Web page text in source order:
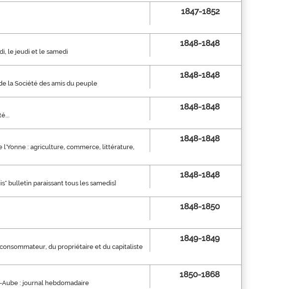
1847-1852
le jeudi et le samedi
1848-1848
la Société des amis du peuple
1848-1848
1848-1848
l'Yonne : agriculture, commerce, littérature,
1848-1848
bulletin paraissant tous les samedis]
1848-1848
1848-1850
du propriétaire et du capitaliste
1849-1849
: journal hebdomadaire
1850-1868